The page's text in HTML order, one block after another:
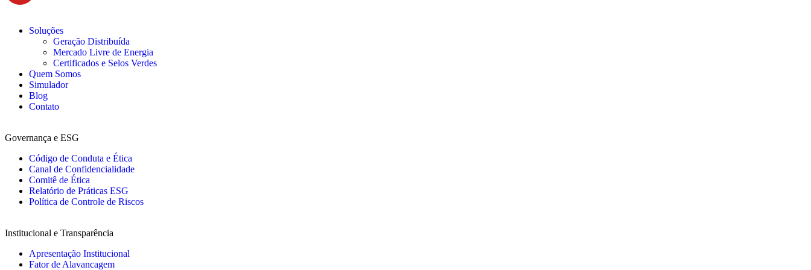
Soluções
Geração Distribuída
Mercado Livre de Energia
Certificados e Selos Verdes
Quem Somos
Simulador
Blog
Contato
Governança e ESG
Código de Conduta e Ética
Canal de Confidencialidade
Comitê de Ética
Relatório de Práticas ESG
Política de Controle de Riscos
Institucional e Transparência
Apresentação Institucional
Fator de Alavancagem